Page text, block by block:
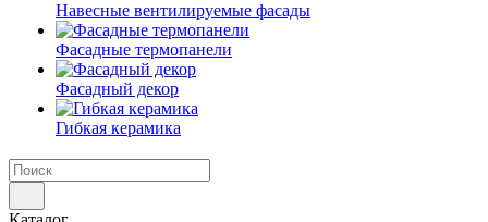
Навесные вентилируемые фасады
Фасадные термопанели
Фасадный декор
Гибкая керамика